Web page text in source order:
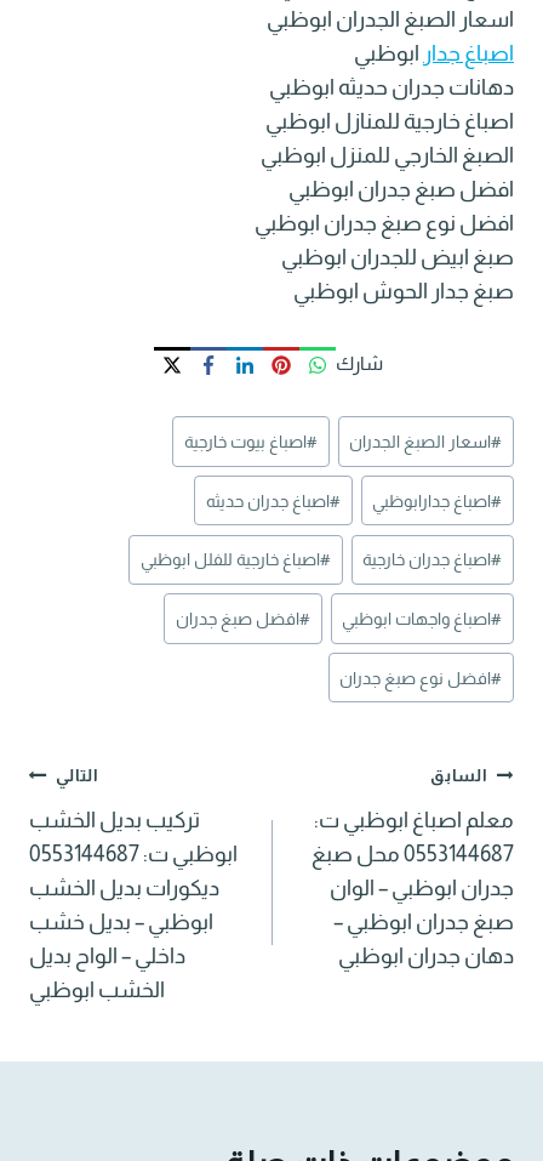
اسعار الصبغ الجدران ابوظبي
اصباغ جدار ابوظبي
دهانات جدران حديثه ابوظبي
اصباغ خارجية للمنازل ابوظبي
الصبغ الخارجي للمنزل ابوظبي
افضل صبغ جدران ابوظبي
افضل نوع صبغ جدران ابوظبي
صبغ ابيض للجدران ابوظبي
صبغ جدار الحوش ابوظبي
شارك
وسوم
المقال:
#اسعار الصبغ الجدران #اصباغ بيوت خارجية
#اصباغ جدارابوظبي #اصباغ جدران حديثه
#اصباغ جدران خارجية #اصباغ خارجية للفلل ابوظبي
#اصباغ واجهات ابوظبي #افضل صبغ جدران
#افضل نوع صبغ جدران
تصفّح
المقالات
السابق
معلم اصباغ ابوظبي ت:
0553144687 محل صبغ
جدران ابوظبي – الوان
صبغ جدران ابوظبي –
دهان جدران ابوظبي
التالي
تركيب بديل الخشب
ابوظبي ت: 0553144687
ديكورات بديل الخشب
ابوظبي – بديل خشب
داخلي – الواح بديل
الخشب ابوظبي